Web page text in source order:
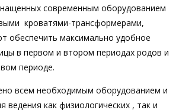
современным оборудованием
кроватями-трансформерами,
обеспечить максимально удобное
в первом и втором периодах родов и
периоде.
всем необходимым оборудованием и
ведения как физиологических , так и